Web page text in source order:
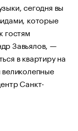
сегодня вы
которые
гостям
Завьялов, —
в квартиру на
Санкт-